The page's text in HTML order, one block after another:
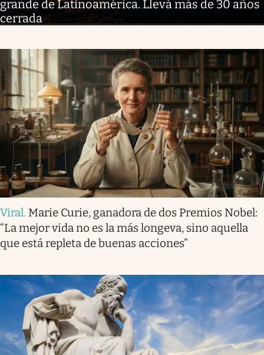
grande de Latinoamérica. Llevá más de 30 años
cerrada
Viral. Marie Curie, ganadora de dos Premios Nobel:
“La mejor vida no es la más longeva, sino aquella
que está repleta de buenas acciones”